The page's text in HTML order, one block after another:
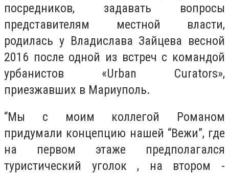
посредников, задавать вопросы
представителям местной власти,
родилась у Владислава Зайцева весной
2016 после одной из встреч с командой
урбанистов «Urban Curators»,
приезжавших в Мариуполь.
“Мы с моим коллегой Романом
придумали концепцию нашей “Вежи”, где
на первом этаже предполагался
туристический уголок , на втором -